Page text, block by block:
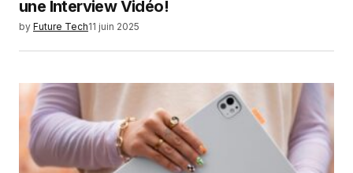
une Interview Vidéo!
by Future Tech11 juin 2025